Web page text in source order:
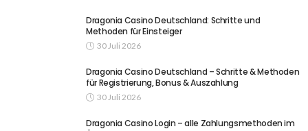
Dragonia Casino Deutschland: Schritte und
Methoden für Einsteiger
30 Juli 2026
Dragonia Casino Deutschland – Schritte & Methoden
für Registrierung, Bonus & Auszahlung
30 Juli 2026
Dragonia Casino Login – alle Zahlungsmethoden im